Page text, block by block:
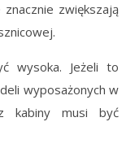
zwiększają
wysoka. Jeżeli to
wyposażonych w
kabiny musi być